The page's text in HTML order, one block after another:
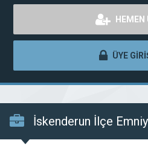
HEMEN
ÜYE
İskenderun İlçe